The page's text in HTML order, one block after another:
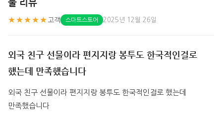
물 리뷰
★★★★★ 고객 스마트스토어 2025년 12월 26일
외국 친구 선물이라 편지지랑 봉투도 한국적인걸로
했는데 만족했습니다
외국 친구 선물이라 편지지랑 봉투도 한국적인걸로 했는데
만족했습니다